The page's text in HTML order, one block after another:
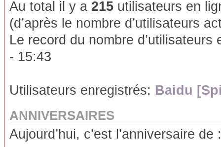
Au total il y a 215 utilisateurs en
(d’après le nombre d’utilisateurs
Le record du nombre
- 15:43
Utilisateurs enregistrés: Baidu
ANNIVERSAIRES
Aujourd’hui, c’est l’anniversaire de